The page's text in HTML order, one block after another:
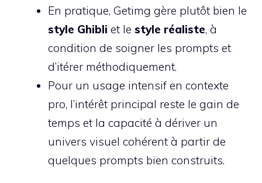
En pratique, Getimg gère plutôt bien le
style Ghibli et le style réaliste, à
condition de soigner les prompts et
d’itérer méthodiquement.
Pour un usage intensif en contexte
pro, l’intérêt principal reste le gain de
temps et la capacité à dériver un
univers visuel cohérent à partir de
quelques prompts bien construits.